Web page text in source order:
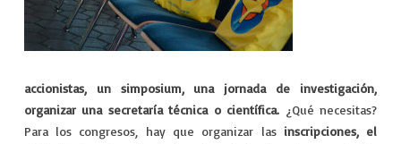
INCENTIVOS
MERCHANDISING
accionistas, un simposium, una jornada de investigación,
organizar una secretaría técnica o científica. ¿Qué necesitas?
Para los congresos, hay que organizar las inscripciones, el